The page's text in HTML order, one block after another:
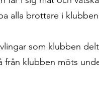
alla brottare i
som klubben
från klubben möts